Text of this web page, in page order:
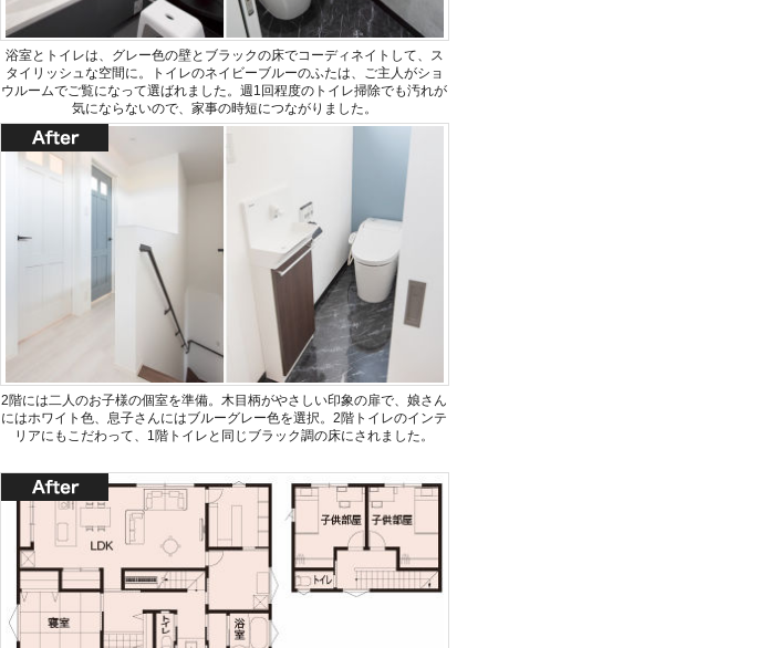
浴室とトイレは、グレー色の壁とブラックの床でコーディネイトして、ス
タイリッシュな空間に。トイレのネイビーブルーのふたは、ご主人がショ
ウルームでご覧になって選ばれました。週1回程度のトイレ掃除でも汚れが
気にならないので、家事の時短につながりました。
2階には二人のお子様の個室を準備。木目柄がやさしい印象の扉で、娘さん
にはホワイト色、息子さんにはブルーグレー色を選択。2階トイレのインテ
リアにもこだわって、1階トイレと同じブラック調の床にされました。